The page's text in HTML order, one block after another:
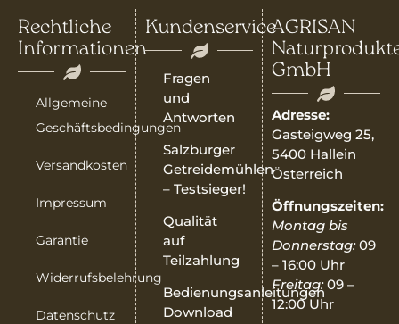
Rechtliche
Informationen
Allgemeine
Geschäftsbedingungen
Versandkosten
Impressum
Garantie
Widerrufsbelehrung
Datenschutz
Kundenservice
Fragen
und
Antworten
Salzburger
Getreidemühlen
– Testsieger!
Qualität
auf
Teilzahlung
Bedienungsanleitungen
Download
AGRISAN
GmbH
Adresse:
Gasteigweg 25,
5400 Hallein
Österreich
Öffnungszeiten:
Montag bis
Donnerstag:09
– 16:00 Uhr
Freitag:09 –
12:00 Uhr